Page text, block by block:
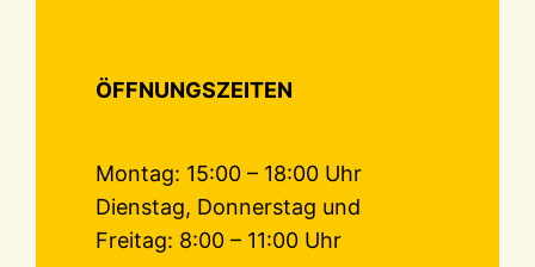
ÖFFNUNGSZEITEN
Montag: 15:00 – 18:00 Uhr
Dienstag, Donnerstag und
Freitag: 8:00 – 11:00 Uhr